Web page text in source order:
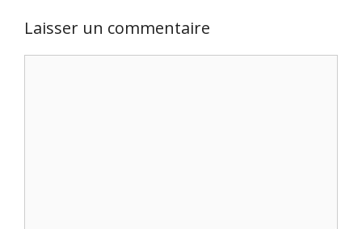
Laisser un commentaire